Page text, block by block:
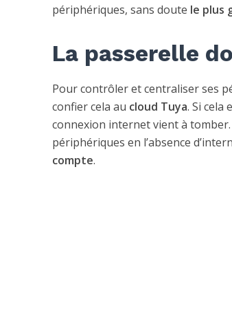
périphériques, sans doute le plus
La passerelle
Pour contrôler et centraliser ses
confier cela au cloud Tuya. Si cela
connexion internet vient à
périphériques en l’absence
compte.